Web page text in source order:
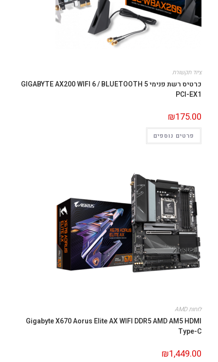
ציוד תקשורת
כרטיס רשת פנימי GIGABYTE AX200 WIFI 6 / BLUETOOTH 5
PCI-EX1
₪175.00
פרטים נוספים
לוחות AMD
Gigabyte X670 Aorus Elite AX WIFI DDR5 AMD AM5 HDMI
Type-C
₪1,449.00